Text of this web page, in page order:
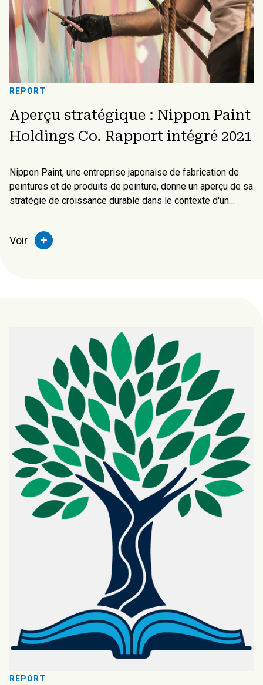
REPORT
Aperçu stratégique : Nippon Paint
Holdings Co. Rapport intégré 2021
Nippon Paint, une entreprise japonaise de fabrication de
peintures et de produits de peinture, donne un aperçu de sa
stratégie de croissance durable dans le contexte d'un
Voir
REPORT